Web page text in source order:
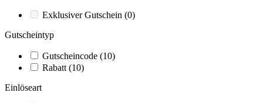
Exklusiver Gutschein (0)
Gutscheintyp
Gutscheincode (10)
Rabatt(10)
Einlöseart